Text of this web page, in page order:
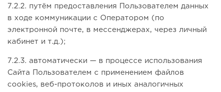
7.2.2. путём предоставления Пользователем данных
в ходе коммуникации с Оператором (по
электронной почте, в мессенджерах, через личный
кабинет и т.д.);
7.2.3. автоматически — в процессе использования
Сайта Пользователем с применением файлов
cookies, веб-протоколов и иных аналогичных